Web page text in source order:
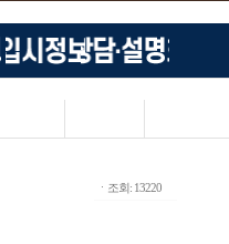
ㆍ조회: 13220